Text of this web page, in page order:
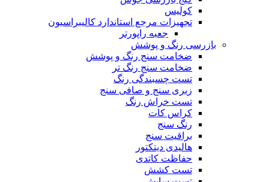
کولیس
تجهیزات مرجع استاندارد کالیبراسیون
جعبه راپورتر
بازرسی رنگ و پوشش
ضخامت سنج رنگ و پوشش
ضخامت سنج رنگ تر
تست چسبندگی رنگ
زبری سنج و صافی سنج
تست خراش رنگ
کراس کات
رنگ سنج
براقیت سنج
هالیدی دیتکتور
حفاظت کاتدی
تست کشش